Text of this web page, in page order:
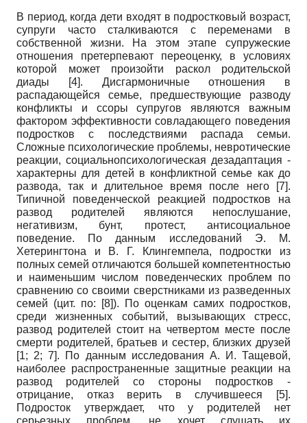
В период, когда дети входят в подростковый возраст,
супруги часто сталкиваются с переменами в
собственной жизни. На этом этапе супружеские
отношения претерпевают переоценку, в условиях
которой может произойти раскол родительской
диады [4]. Дисгармоничные отношения в
распадающейся семье, предшествующие разводу
конфликты и ссоры супругов являются важным
фактором эффективности совладающего поведения
подростков с последствиями распада семьи.
Сложные психологические проблемы, невротические
реакции, социально­психологическая дезадаптация -
характерны для детей в конфликтной семье как до
развода, так и длительное время после него [7].
Типичной поведенческой реакцией подростков на
развод родителей являются непослушание,
негативизм, бунт, протест, антисоциальное
поведение. По данным исследований Э. М.
Хетерингтона и В. Г. Клингемпела, подростки из
полных семей отличаются большей компетентностью
и наименьшим числом поведенческих проблем по
сравнению со своими сверстниками из разведенных
семей (цит. по: [8]). По оценкам самих подростков,
среди жизненных событий, вызывающих стресс,
развод родителей стоит на четвертом месте после
смерти родителей, братьев и сестер, близких друзей
[1; 2; 7]. По данным исследования А. И. Тащевой,
наиболее распространенные защитные реакции на
развод родителей со стороны подростков -
отрицание, отказ верить в случившееся [5].
Подросток утверждает, что у родителей нет